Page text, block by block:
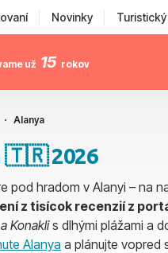
Novinky
už 15 rokov
Alanya
🇹🇷 2026
pod hradom v Alanyi – na
z tisícok recenzií z
Konaklis dlhými plážami a
Alanya a plánujte vopred